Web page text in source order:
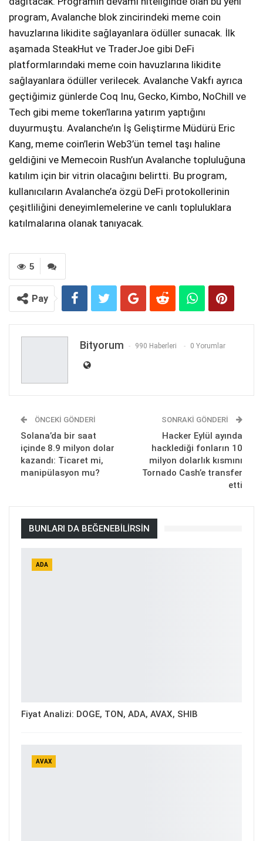
program, Avalanche blok zincirindeki meme coin
havuzlarına likidite sağlayanlara ödüller sunacak. İlk
aşamada SteakHut ve TraderJoe gibi DeFi
platformlarındaki meme coin havuzlarına likidite
sağlayanlara ödüller verilecek. Avalanche Vakfı ayrıca
geçtiğimiz günlerde Coq Inu, Gecko, Kimbo, NoChill ve
Tech gibi meme token’larına yatırım yaptığını
duyurmuştu. Avalanche’ın İş Geliştirme Müdürü Eric
Kang, meme coin’lerin Web3’ün temel taşı haline
geldiğini ve Memecoin Rush’un Avalanche topluluğuna
katılım için bir vitrin olacağını belirtti. Bu program,
kullanıcıların Avalanche’a özgü DeFi protokollerinin
çeşitliliğini deneyimlemelerine ve canlı topluluklara
katılmalarına olanak tanıyacak.
5
Pay
Bityorum 990 Haberleri 0 Yorumlar
ÖNCEKI GÖNDERI
Solana’da bir saat
içinde 8.9 milyon dolar
kazandı: Ticaret mi,
manipülasyon mu?
SONRAKI GÖNDERI
Hacker Eylül ayında
hacklediği fonların 10
milyon dolarlık kısmını
Tornado Cash’e transfer
etti
BUNLARI DA BEĞENEBILIRSIN
ADA
Fiyat Analizi: DOGE, TON, ADA, AVAX, SHIB
AVAX